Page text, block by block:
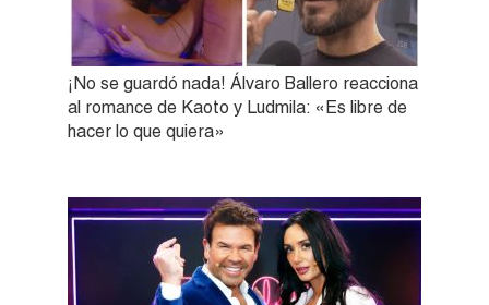
¡No se guardó nada! Álvaro Ballero reacciona
al romance de Kaoto y Ludmila: «Es libre de
hacer lo que quiera»